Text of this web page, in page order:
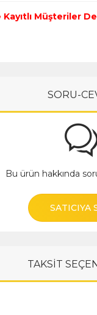
Kayıtlı Müşteriler
SORU-
Bu ürün hakkında
SATICIYA
TAKSİT